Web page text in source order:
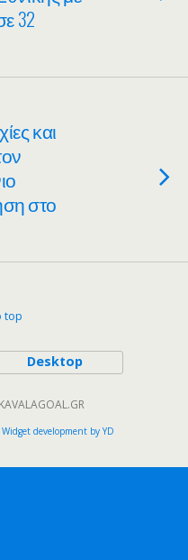
32
και
στο
top
Desktop
development by YD